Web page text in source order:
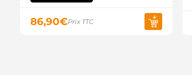
86,90€Prix TTC